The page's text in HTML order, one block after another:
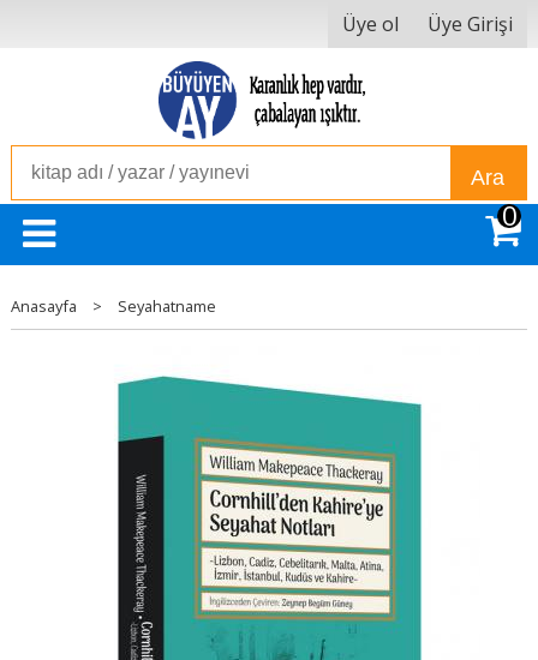
Üye ol Üye Girişi
Ara
0
Anasayfa > Seyahatname